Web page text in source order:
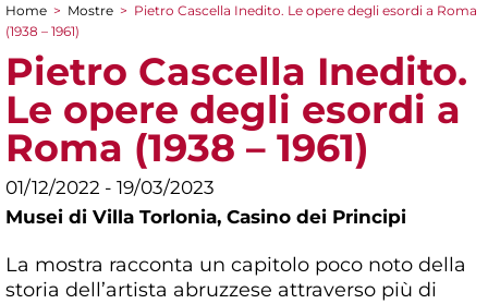
Tu sei qui
Home > Mostre > Pietro Cascella Inedito. Le opere degli esordi a Roma
(1938 – 1961)
Pietro Cascella Inedito.
Le opere degli esordi a
Roma (1938 – 1961)
01/12/2022 - 19/03/2023
Musei di Villa Torlonia, Casino dei Principi
La mostra racconta un capitolo poco noto della
storia dell’artista abruzzese attraverso più di